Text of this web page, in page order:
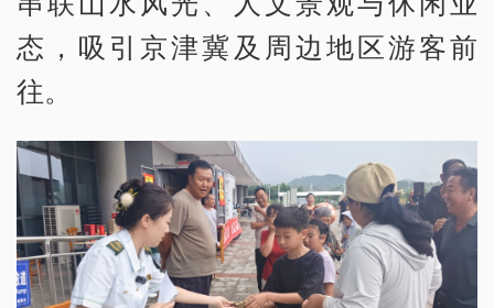
态，吸引京津冀及周边地区游客前
往。